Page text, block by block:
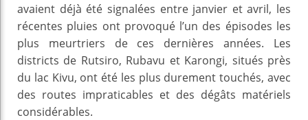
avaient déjà été signalées entre janvier et avril, les
récentes pluies ont provoqué l’un des épisodes les
plus meurtriers de ces dernières années. Les
districts de Rutsiro, Rubavu et Karongi, situés près
du lac Kivu, ont été les plus durement touchés, avec
des routes impraticables et des dégâts matériels
considérables.